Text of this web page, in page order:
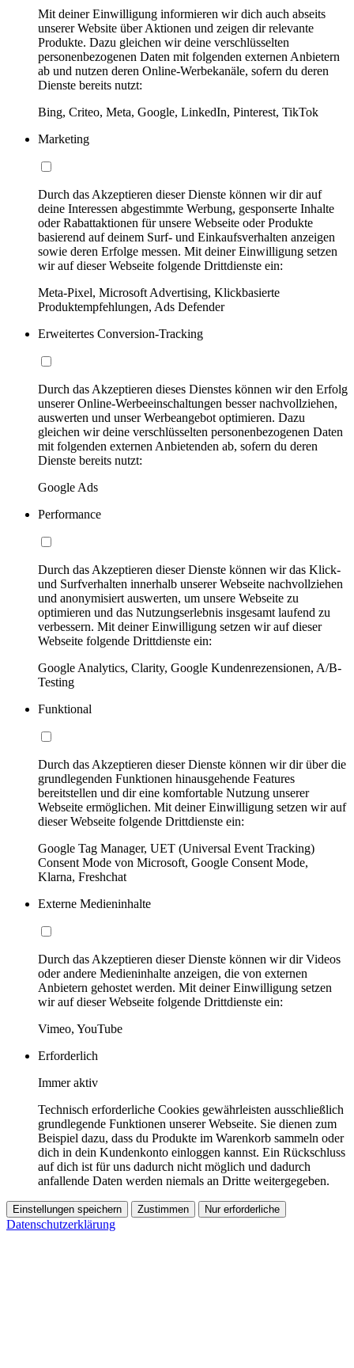
Mit deiner Einwilligung informieren wir dich auch abseits
unserer Website über Aktionen und zeigen dir relevante
Produkte. Dazu gleichen wir deine verschlüsselten
personenbezogenen Daten mit folgenden externen Anbietern
ab und nutzen deren Online-Werbekanäle, sofern du deren
Dienste bereits nutzt:
Bing, Criteo, Meta, Google, LinkedIn, Pinterest, TikTok
Marketing
Durch das Akzeptieren dieser Dienste können wir dir auf
deine Interessen abgestimmte Werbung, gesponserte Inhalte
oder Rabattaktionen für unsere Webseite oder Produkte
basierend auf deinem Surf- und Einkaufsverhalten anzeigen
sowie deren Erfolge messen. Mit deiner Einwilligung setzen
wir auf dieser Webseite folgende Drittdienste ein:
Meta-Pixel, Microsoft Advertising, Klickbasierte
Produktempfehlungen, Ads Defender
Erweitertes Conversion-Tracking
Durch das Akzeptieren dieses Dienstes können wir den Erfolg
unserer Online-Werbeeinschaltungen besser nachvollziehen,
auswerten und unser Werbeangebot optimieren. Dazu
gleichen wir deine verschlüsselten personenbezogenen Daten
mit folgenden externen Anbietenden ab, sofern du deren
Dienste bereits nutzt:
Google Ads
Performance
Durch das Akzeptieren dieser Dienste können wir das Klick-
und Surfverhalten innerhalb unserer Webseite nachvollziehen
und anonymisiert auswerten, um unsere Webseite zu
optimieren und das Nutzungserlebnis insgesamt laufend zu
verbessern. Mit deiner Einwilligung setzen wir auf dieser
Webseite folgende Drittdienste ein:
Google Analytics, Clarity, Google Kundenrezensionen, A/B-
Testing
Funktional
Durch das Akzeptieren dieser Dienste können wir dir über die
grundlegenden Funktionen hinausgehende Features
bereitstellen und dir eine komfortable Nutzung unserer
Webseite ermöglichen. Mit deiner Einwilligung setzen wir auf
dieser Webseite folgende Drittdienste ein:
Google Tag Manager, UET (Universal Event Tracking)
Consent Mode von Microsoft, Google Consent Mode,
Klarna, Freshchat
Externe Medieninhalte
Durch das Akzeptieren dieser Dienste können wir dir Videos
oder andere Medieninhalte anzeigen, die von externen
Anbietern gehostet werden. Mit deiner Einwilligung setzen
wir auf dieser Webseite folgende Drittdienste ein:
Vimeo, YouTube
Erforderlich
Immer aktiv
Technisch erforderliche Cookies gewährleisten ausschließlich
grundlegende Funktionen unserer Webseite. Sie dienen zum
Beispiel dazu, dass du Produkte im Warenkorb sammeln oder
dich in dein Kundenkonto einloggen kannst. Ein Rückschluss
auf dich ist für uns dadurch nicht möglich und dadurch
anfallende Daten werden niemals an Dritte weitergegeben.
Einstellungen speichern Zustimmen Nur erforderliche
Datenschutzerklärung